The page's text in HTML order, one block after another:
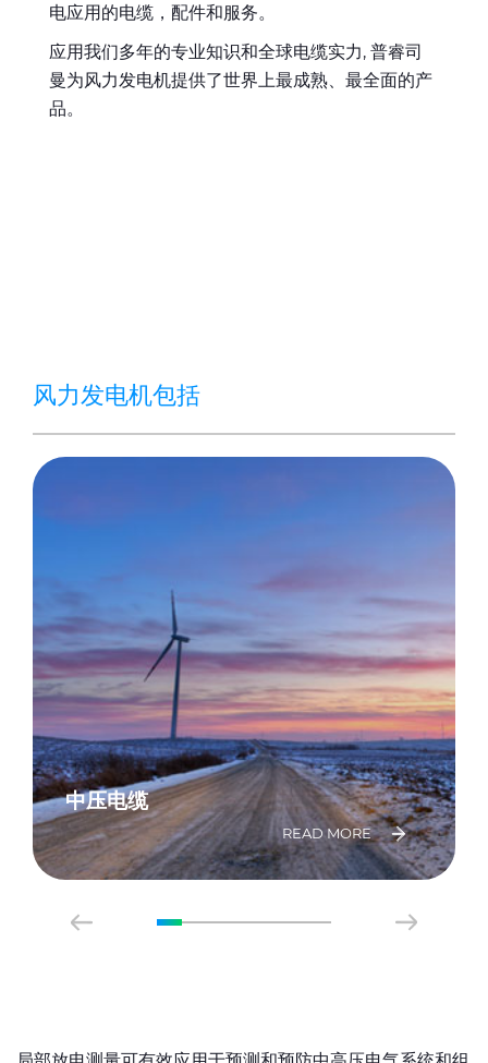
电应用的电缆，配件和服务。
应用我们多年的专业知识和全球电缆实力, 普睿司
曼为风力发电机提供了世界上最成熟、最全面的产
品。
风力发电机包括
中压电缆
READ MORE